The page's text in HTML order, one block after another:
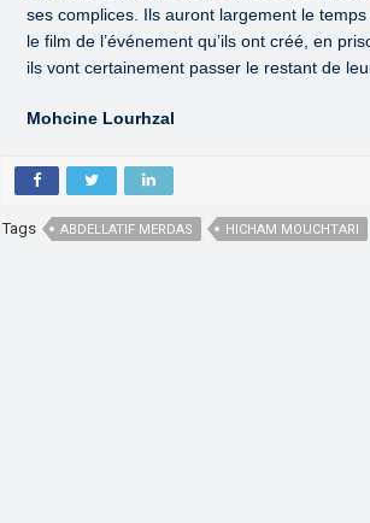
ses complices. Ils auront largement le
le film de l’événement qu’ils ont créé, en
ils vont certainement passer le restant de
Mohcine Lourhzal
Tags ABDELLATIF MERDAS HICHAM MOUCHTARI